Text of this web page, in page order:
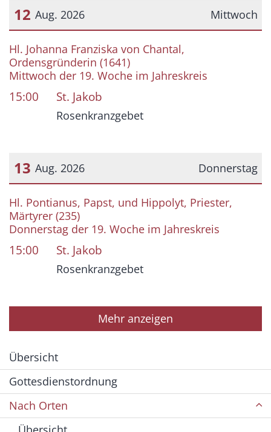
Mittwoch
12 Aug. 2026
Datum: 12. August 2026
Hl. Johanna Franziska von Chantal,
Ordensgründerin (1641)
Mittwoch der 19. Woche im Jahreskreis
15:00 St. Jakob
Rosenkranzgebet
Donnerstag
13 Aug. 2026
Datum: 13. August 2026
Hl. Pontianus, Papst, und Hippolyt, Priester,
Märtyrer (235)
Donnerstag der 19. Woche im Jahreskreis
15:00 St. Jakob
Rosenkranzgebet
Mehr anzeigen
Übersicht
Gottesdienstordnung
Nach Orten